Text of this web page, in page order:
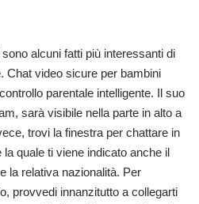
alcuni fatti più interessanti di
Chat video sicure per bambini
parentale intelligente. Il suo
sarà visibile nella parte in alto a
trovi la finestra per chattare in
quale ti viene indicato anche il
la relativa nazionalità. Per
provvedi innanzitutto a collegarti